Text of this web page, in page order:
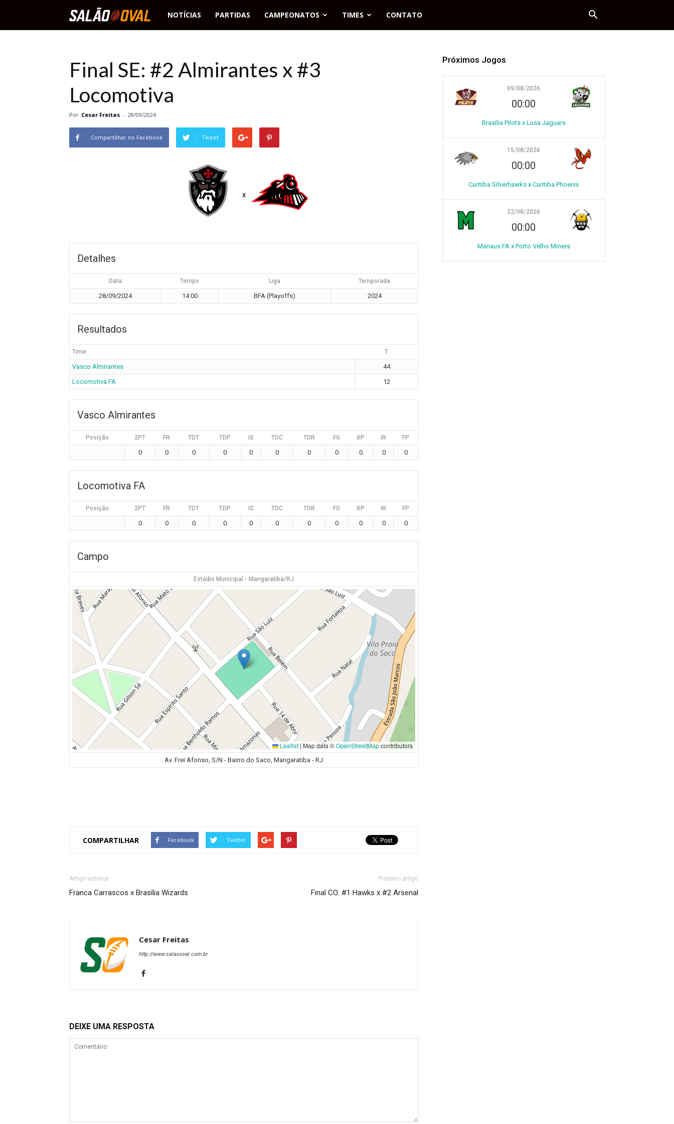
Salão
NOTÍCIAS PARTIDAS CAMPEONATOS TIMES CONTATO
Final SE: #2 Almirantes x #3
Locomotiva
Por Cesar Freitas - 28/09/2024
Compartilhar no Facebook Tweet
x
Detalhes
Data Tempo Liga Temporada
28/09/2024 14:00 BFA (Playoffs) 2024
Resultados
Time T
Vasco Almirantes
44
Locomotiva FA
12
Vasco Almirantes
Posição 2PT FR TDT TDP IS TDC TDR FG XP IR FP
0 0 0 0 0 0 0 0 0 0 0
Locomotiva FA
Posição 2PT FR TDT TDP IS TDC TDR FG XP IR FP
0 0 0 0 0 0 0 0 0 0 0
Campo
Estádio Municipal - Mangaratiba/RJ
Leaflet | Map data ©OpenStreetMapcontributors
Av. Frei Afonso, S/N - Bairro do Saco, Mangaratiba - RJ
COMPARTILHAR Facebook Twitter
Artigo anterior
Franca Carrascos x Brasília Wizards
Próximo artigo
Final CO: #1 Hawks x #2 Arsenal
Cesar Freitas
http://www.salaooval.com.br
DEIXE UMA RESPOSTA
Próximos Jogos
09/08/2026
00:00
Brasília Pilots x Lusa Jaguars
15/08/2026
00:00
Curitiba Silverhawks x Curitiba Phoenix
22/08/2026
00:00
Manaus FA x Porto Velho Miners